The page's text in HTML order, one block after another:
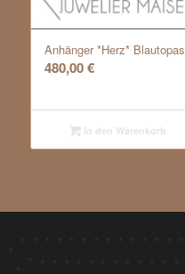
Anhänger *Herz* Blautopas
480,00€
In den Warenkorb